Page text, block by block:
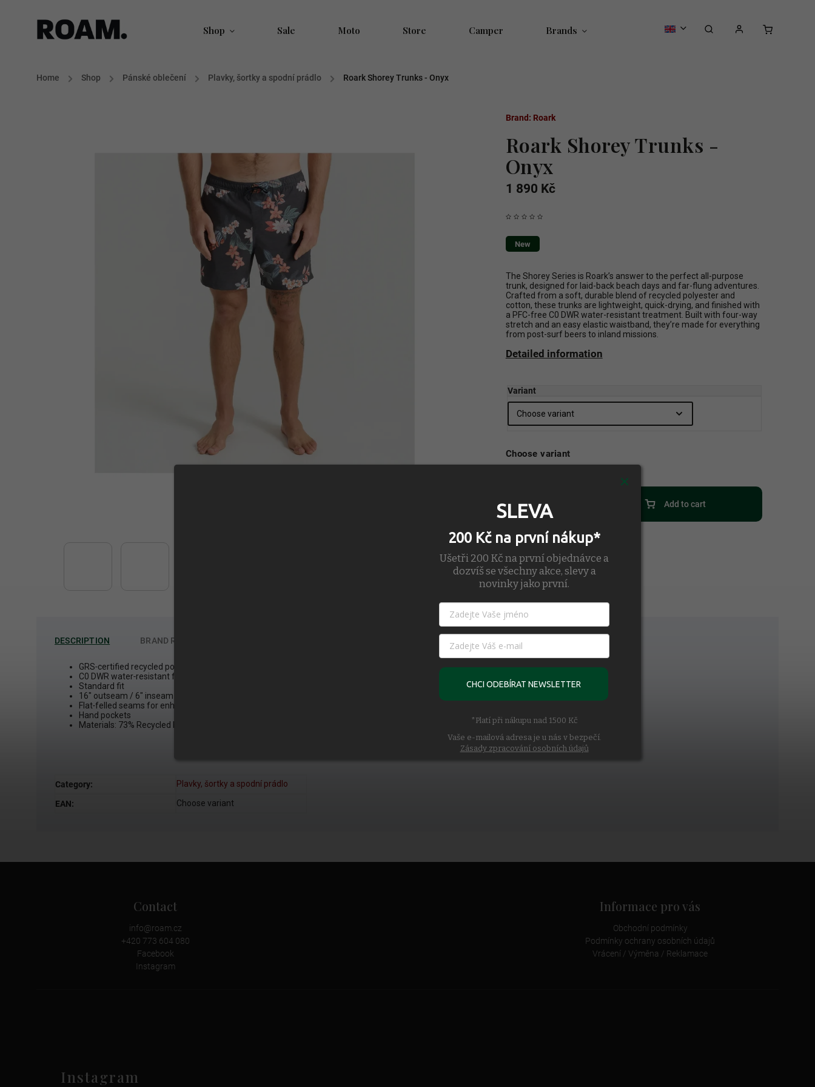
Shop Sale Moto Store Camper Brands
Home / Shop / Pánské oblečení / Plavky, šortky a spodní prádlo / Roark Shorey Trunks - Onyx
Roark Shorey Trunks -
Onyx
1 890 Kč
New
The Shorey Series is Roark’s answer to the perfect all-purpose
trunk, designed for laid-back beach days and far-flung adventures.
Crafted from a soft, durable blend of recycled polyester and
cotton, these trunks are lightweight, quick-drying, and finished with
a PFC-free C0 DWR water-resistant treatment. Built with four-way
stretch and an easy elastic waistband, they’re made for everything
from post-surf beers to inland missions.
Detailed information
Brand: Roark
Variant
Choose variant
Add to cart
DESCRIPTION BRAND ROARK
GRS‑certified recycled polyester 4‑way stretch fabric
C0 DWR water‑resistant finish
Standard fit
16" outseam / 6" inseam
Flat‑felled seams for enhanced durability
Hand pockets
Materials: 73% Recycled Polyester 19% Cotton 8% Elastane
Category: Plavky, šortky a spodní prádlo
EAN: Choose variant
Instagram
Contact
info@roam.cz
+420 773 604 080
Facebook
Instagram
Informace pro vás
Obchodní podmínky
Podmínky ochrany osobních údajů
Vrácení / Výměna / Reklamace
SLEVA
200 Kč na první nákup*
Ušetři 200 Kč na první objednávce a
dozvíš se všechny akce, slevy a
novinky jako první.
CHCI ODEBÍRAT NEWSLETTER
*Platí při nákupu nad 1500 Kč
Vaše e-mailová adresa je u nás v bezpečí.
Zásady zpracování osobních údajů